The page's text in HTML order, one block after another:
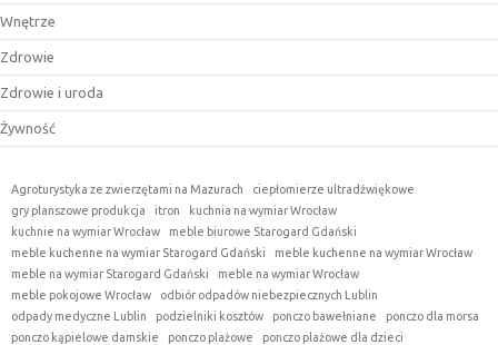
Wnętrze
Zdrowie
Zdrowie i uroda
Żywność
Agroturystyka ze zwierzętami na Mazurach
ciepłomierze ultradźwiękowe
gry planszowe produkcja
itron
kuchnia na wymiar Wrocław
kuchnie na wymiar Wrocław
meble biurowe Starogard Gdański
meble kuchenne na wymiar Starogard Gdański
meble kuchenne na wymiar Wrocław
meble na wymiar Starogard Gdański
meble na wymiar Wrocław
meble pokojowe Wrocław
odbiór odpadów niebezpiecznych Lublin
odpady medyczne Lublin
podzielniki kosztów ponczo bawełniane
ponczo dla morsa
ponczo kąpielowe damskie
ponczo plażowe
ponczo plażowe dla dzieci